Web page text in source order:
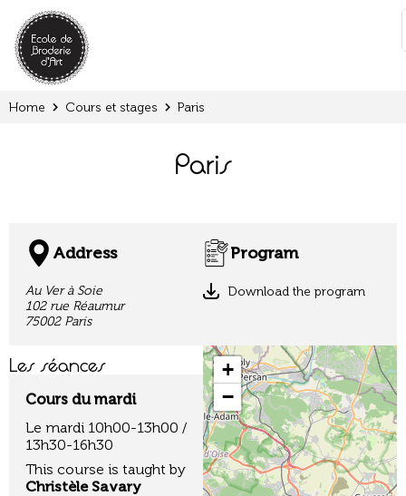
:
Home Cours et stages Paris
Paris
Address
Au Ver à Soie
102 rue Réaumur
75002 Paris
Program
Download the program
Les séances
Cours du mardi
Le mardi 10h00-13h00 /
13h30-16h30
This course is taught by
Christèle Savary
+
−
Cookies management panel